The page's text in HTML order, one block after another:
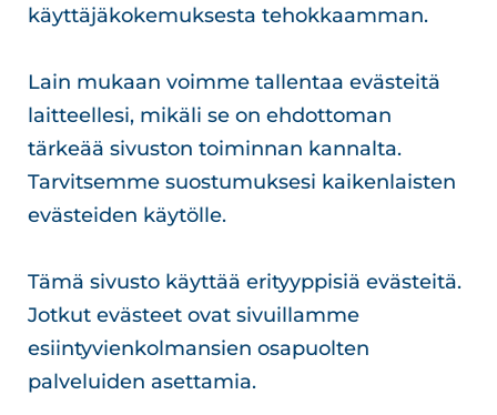
käyttäjäkokemuksesta tehokkaamman.
Lain mukaan voimme tallentaa evästeitä
laitteellesi, mikäli se on ehdottoman
tärkeää sivuston toiminnan kannalta.
Tarvitsemme suostumuksesi kaikenlaisten
evästeiden käytölle.
Tämä sivusto käyttää erityyppisiä evästeitä.
Jotkut evästeet ovat sivuillamme
esiintyvienkolmansien osapuolten
palveluiden asettamia.